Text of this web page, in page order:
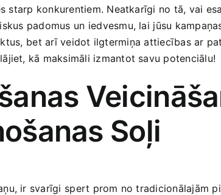
‌starp konkurentiem. Neatkarīgi ⁢no ‍tā, vai
⁣padomus un ⁤iedvesmu, lai ⁣jūsu
bet arī veidot ilgtermiņa attiecības ar
kā maksimāli izmantot savu potenciālu!
Soļi
‍ir svarīgi⁤ spert prom no tradicionālajām